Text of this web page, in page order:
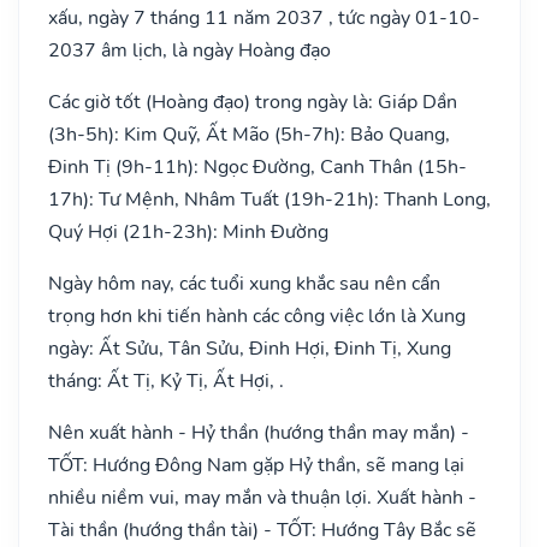
xấu, ngày 7 tháng 11 năm 2037 , tức ngày 01-10-
2037 âm lịch, là ngày Hoàng đạo
Các giờ tốt (Hoàng đạo) trong ngày là: Giáp Dần
(3h-5h): Kim Quỹ, Ất Mão (5h-7h): Bảo Quang,
Đinh Tị (9h-11h): Ngọc Đường, Canh Thân (15h-
17h): Tư Mệnh, Nhâm Tuất (19h-21h): Thanh Long,
Quý Hợi (21h-23h): Minh Đường
Ngày hôm nay, các tuổi xung khắc sau nên cẩn
trọng hơn khi tiến hành các công việc lớn là Xung
ngày: Ất Sửu, Tân Sửu, Đinh Hợi, Đinh Tị, Xung
tháng: Ất Tị, Kỷ Tị, Ất Hợi, .
Nên xuất hành - Hỷ thần (hướng thần may mắn) -
TỐT: Hướng Đông Nam gặp Hỷ thần, sẽ mang lại
nhiều niềm vui, may mắn và thuận lợi. Xuất hành -
Tài thần (hướng thần tài) - TỐT: Hướng Tây Bắc sẽ